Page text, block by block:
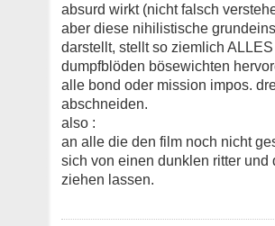
absurd wirkt (nicht falsch
aber diese nihilistische
darstellt, stellt so ziemlich
dumpfblöden bösewichten
alle bond oder mission impos.
abschneiden.
also :
an alle die den film noch nicht
sich von einen dunklen ritter
ziehen lassen.